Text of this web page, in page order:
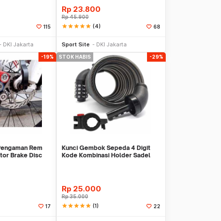
115
DKI Jakarta
Rp 23.800
Rp45.900
starstarstarstarstar (4) 68
Sport Site DKI Jakarta
-19%
Rem
Brake Disc
17
STOK HABIS -29%
Kunci Gembok Sepeda 4 Digit
Kode Kombinasi Holder Sadel
Rp 25.000
Rp35.000
starstarstarstarstar (1) 22